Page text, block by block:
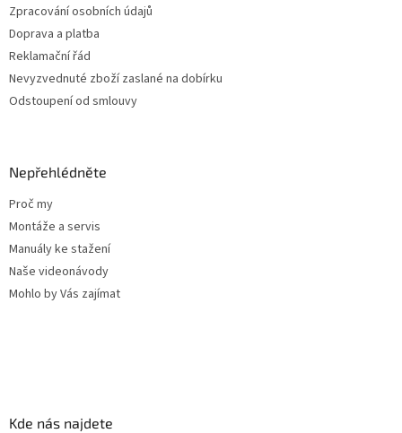
Zpracování osobních údajů
Doprava a platba
Reklamační řád
Nevyzvednuté zboží zaslané na dobírku
Odstoupení od smlouvy
Nepřehlédněte
Proč my
Montáže a servis
Manuály ke stažení
Naše videonávody
Mohlo by Vás zajímat
Kde nás najdete